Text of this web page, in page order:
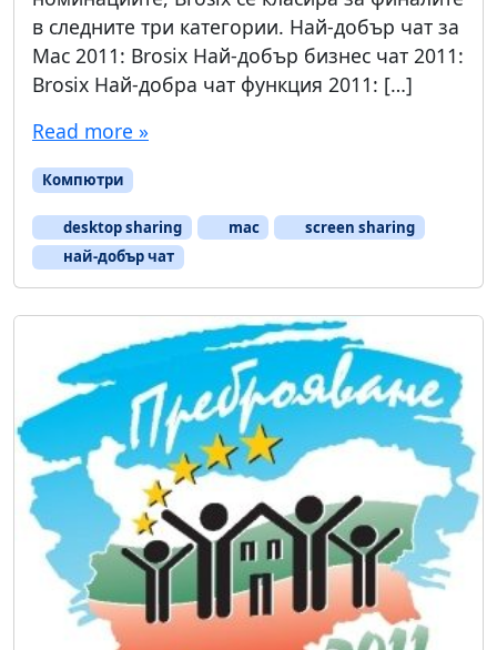
в следните три категории. Най-добър чат за
Mac 2011: Brosix Най-добър бизнес чат 2011:
Brosix Най-добра чат функция 2011: […]
Read more »
Компютри
desktop sharing mac
screen sharing
най-добър чат